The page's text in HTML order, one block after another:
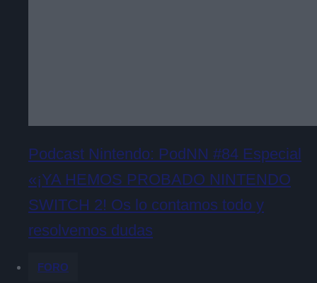
Podcast Nintendo: PodNN #84 Especial
«¡YA HEMOS PROBADO NINTENDO
SWITCH 2! Os lo contamos todo y
resolvemos dudas
FORO